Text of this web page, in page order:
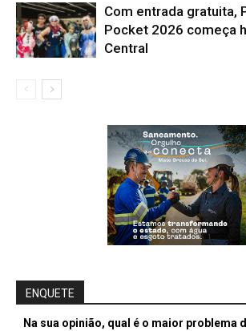
Com entrada gratuita,
Pocket 2026 começa
Central
ENQUETE
Na sua opinião, qual é o maior problema